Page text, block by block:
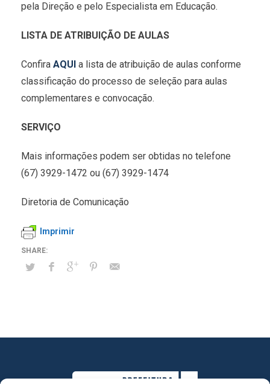
pela Direção e pelo Especialista em Educação.
LISTA DE ATRIBUIÇÃO DE AULAS
Confira AQUI a lista de atribuição de aulas conforme
classificação do processo de seleção para aulas
complementares e convocação.
SERVIÇO
Mais informações podem ser obtidas no telefone
(67) 3929-1472 ou (67) 3929-1474
Diretoria de Comunicação
Imprimir